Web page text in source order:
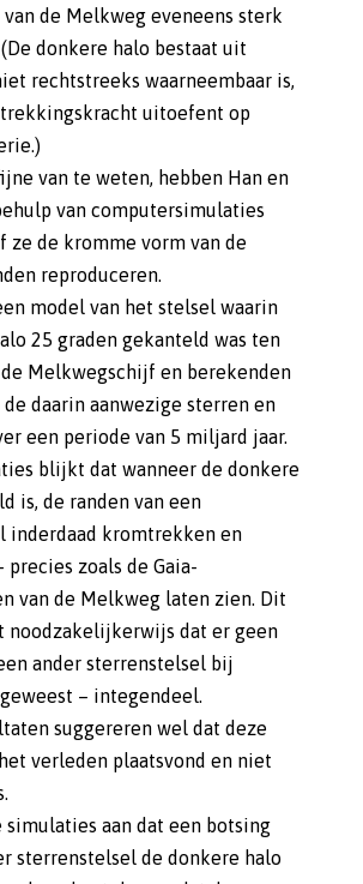
de Melkweg eveneens sterk
donkere halo bestaat uit
rechtstreeks waarneembaar is,
uitoefent op
van te weten, hebben Han en
van computersimulaties
ze de kromme vorm van de
reproduceren.
model van het stelsel waarin
25 graden gekanteld was ten
Melkwegschijf en berekenden
de daarin aanwezige sterren en
een periode van 5 miljard jaar.
blijkt dat wanneer de donkere
is, de randen van een
inderdaad kromtrekken en
zoals de Gaia-
van de Melkweg laten zien. Dit
noodzakelijkerwijs dat er geen
ander sterrenstelsel bij
– integendeel.
suggereren wel dat deze
verleden plaatsvond en niet
simulaties aan dat een botsing
sterrenstelsel de donkere halo